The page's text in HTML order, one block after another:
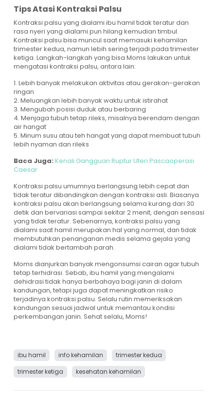
Tips Atasi Kontraksi Palsu
Kontraksi palsu yang dialami ibu hamil tidak teratur dan
rasa nyeri yang dialami pun hilang kemudian timbul.
Kontraksi palsu bisa muncul saat memasuki kehamilan
trimester kedua, namun lebih sering terjadi pada trimester
ketiga. Langkah-langkah yang bisa Moms lakukan untuk
mengatasi kontraksi palsu, antara lain:
1. Lebih banyak melakukan aktivitas atau gerakan-gerakan
ringan
2. Meluangkan lebih banyak waktu untuk istirahat
3. Mengubah posisi duduk atau berbaring
4. Menjaga tubuh tetap rileks, misalnya berendam dengan
air hangat
5. Minum susu atau teh hangat yang dapat membuat tubuh
lebih nyaman dan rileks
Baca Juga: Kenali Gangguan Ruptur Uteri Pascaoperasi
Caesar
Kontraksi palsu umumnya berlangsung lebih cepat dan
tidak teratur dibandingkan dengan kontraksi asli. Biasanya
kontraksi palsu akan berlangsung selama kurang dari 30
detik dan bervariasi sampai sekitar 2 menit, dengan sensasi
yang tidak teratur. Sebenarnya, kontraksi palsu yang
dialami saat hamil merupakan hal yang normal, dan tidak
membutuhkan penanganan medis selama gejala yang
dialami tidak bertambah parah.
Moms dianjurkan banyak mengonsumsi cairan agar tubuh
tetap terhidrasi. Sebab, ibu hamil yang mengalami
dehidrasi tidak hanya berbahaya bagi janin di dalam
kandungan, tetapi juga dapat meningkatkan risiko
terjadinya kontraksi palsu. Selalu rutin memeriksakan
kandungan sesuai jadwal untuk memantau kondisi
perkembangan janin. Sehat selalu, Moms!
ibu hamil info kehamilan
trimester kedua
trimester ketiga
kesehatan kehamilan